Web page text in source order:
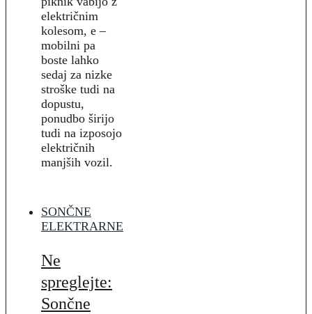
električnim
kolesom, e –
mobilni pa
boste lahko
sedaj za nizke
stroške tudi na
dopustu,
ponudbo širijo
tudi na izposojo
električnih
manjših vozil.
SONČNE
ELEKTRARNE
Ne
spreglejte:
Sončne